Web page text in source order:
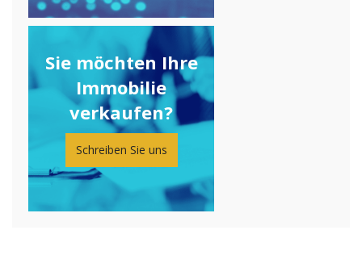
Sie möchten Ihre
Immobilie
verkaufen?
Schreiben Sie uns